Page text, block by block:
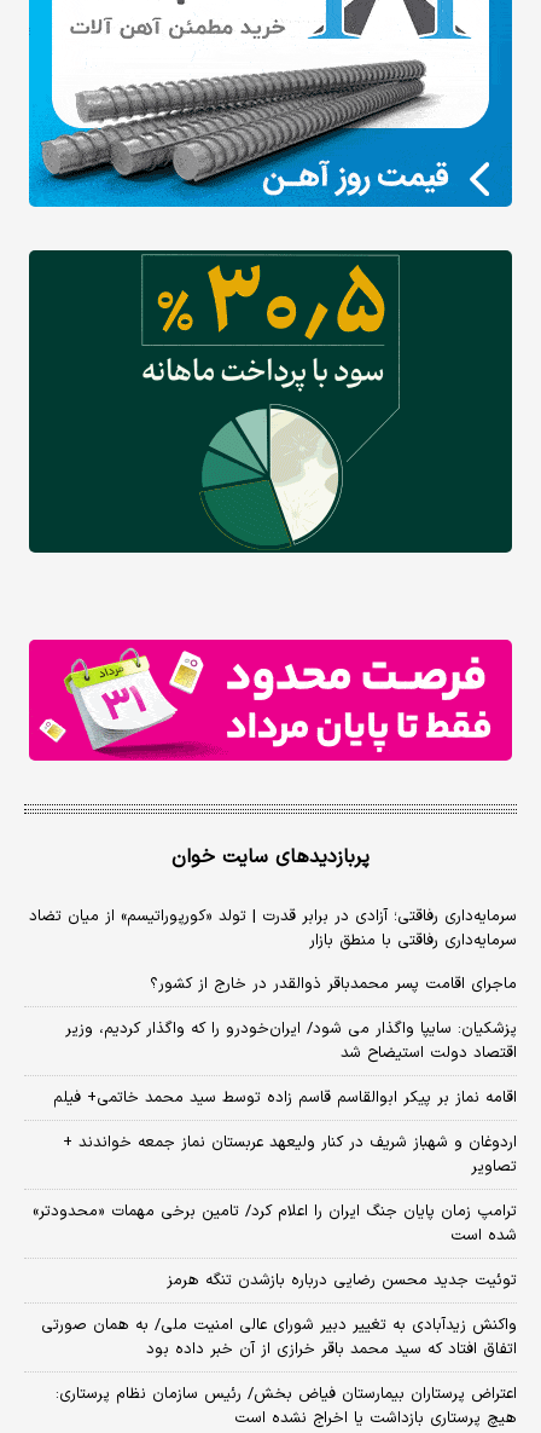
پربازدیدهای سایت خوان
سرمایه‌داری رفاقتی؛ آزادی در برابر قدرت | تولد «کورپوراتیسم» از میان تضاد
سرمایه‌داری رفاقتی با منطق بازار
ماجرای اقامت پسر محمدباقر ذوالقدر در خارج از کشور؟
پزشکیان: سایپا واگذار می شود/ ایران‌خودرو را که واگذار کردیم، وزیر
اقتصاد دولت استیضاح شد
اقامه نماز بر پیکر ابوالقاسم قاسم زاده توسط سید محمد خاتمی+ فیلم
اردوغان و شهباز شریف در کنار ولیعهد عربستان نماز جمعه خواندند +
تصاویر
ترامپ زمان پایان جنگ ایران را اعلام کرد/ تامین برخی مهمات «محدودتر»
شده است
توئیت جدید محسن رضایی درباره بازشدن تنگه هرمز
واکنش زیدآبادی به تغییر دبیر شورای عالی امنیت ملی/ به همان صورتی
اتفاق افتاد که سید محمد باقر خرازی از آن خبر داده بود
اعتراض پرستاران بیمارستان فیاض بخش/ رئیس سازمان نظام پرستاری:
هیچ پرستاری بازداشت یا اخراج نشده است